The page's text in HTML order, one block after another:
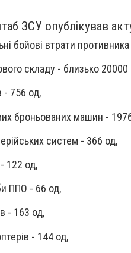
ЗСУ опублікував
бойові втрати
складу - близько 20000
- 756 од,
броньованих машин -
систем - 366 од,
122 од,
ППО - 66 од,
- 163 од,
- 144 од,